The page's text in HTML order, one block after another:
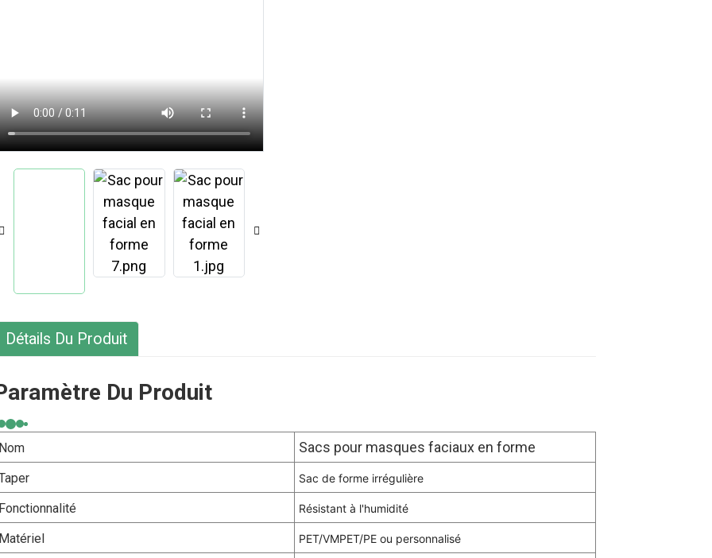
Détails Du Produit
Du Produit
Nom Sacs pour masques faciaux en forme
Sac de forme irrégulière
Fonctionnalité Résistant à l'humidité
Matériel PET/VMPET/PE ou personnalisé